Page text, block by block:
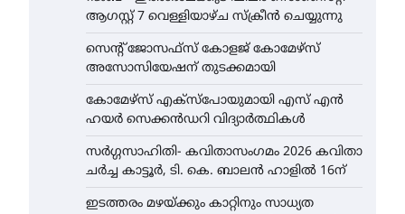
ആഗസ്റ്റ് 7 വെള്ളിയാഴ്ച സ്‌ക്രീൻ ചെയ്യുന്നു
സെന്റ് ജോസഫ്സ് കോളജ് കോമേഴ്‌സ്
അസോസിയേഷന് തുടക്കമായി
കോമേഴ്സ് എക്സ്പോയുമായി എസ് എൻ
ഹയർ സെക്കൻഡറി വിദ്യാർത്ഥികൾ
സർഗ്ഗസാഹിതി- കവിതാസംഗമം 2026 കവിതാ
ചർച്ച കാട്ടൂർ, ടി. കെ. ബാലൻ ഹാളിൽ 16ന്
ഇടത്തരം മഴയ്ക്കും കാറ്റിനും സാധ്യത